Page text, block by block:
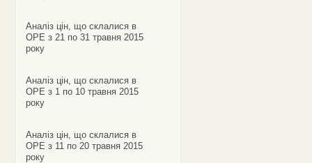
Аналіз цін, що склалися в
ОРЕ з 21 по 31 травня 2015
року
Аналіз цін, що склалися в
ОРЕ з 1 по 10 травня 2015
року
Аналіз цін, що склалися в
ОРЕ з 11 по 20 травня 2015
року